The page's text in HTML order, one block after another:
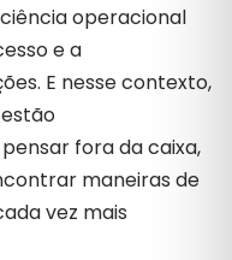
operacional
e a
E nesse contexto,
fora da caixa,
maneiras de
vez mais